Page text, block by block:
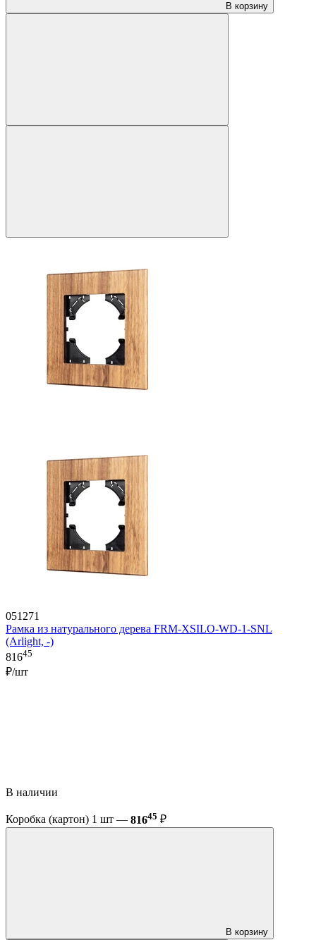
В корзину
051271
Рамка из натурального дерева FRM-XSILO-WD-1-SNL
(Arlight, -)
81645
₽/шт
В наличии
Коробка (картон) 1 шт — 81645 ₽
В корзину